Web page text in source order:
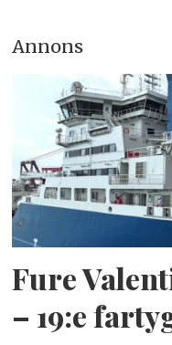
Annons
Fure
– 19:e